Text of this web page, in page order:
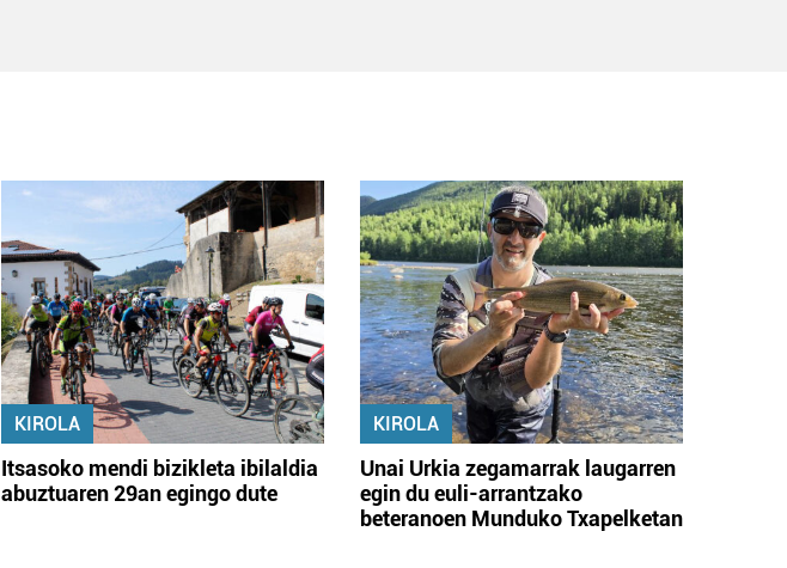
KIROLA
Itsasoko mendi bizikleta ibilaldia
abuztuaren 29an egingo dute
KIROLA
Unai Urkia zegamarrak laugarren
egin du euli-arrantzako
beteranoen Munduko Txapelketan